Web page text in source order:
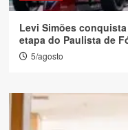
Levi Simões
etapa do Paulista de
5/agosto